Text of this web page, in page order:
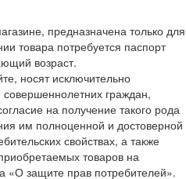
предназначена только для
товара потребуется паспорт
возраст.
носят исключительно
граждан,
на получение такого рода
им полноценной и достоверной
свойствах, а также
товаров на
«О защите прав потребителей».